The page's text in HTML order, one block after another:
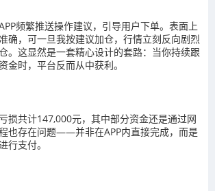
频繁推送操作建议，引导用户下单。表面上
确，可一旦我按建议加仓，行情立刻反向剧烈
。这显然是一套精心设计的套路：当你持续跟
金时，平台反而从中获利。
共计147,000元，其中部分资金还是通过网
也存在问题——并非在APP内直接完成，而是
行支付。